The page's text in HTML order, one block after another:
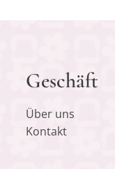
Geschäft
Über uns
Kontakt